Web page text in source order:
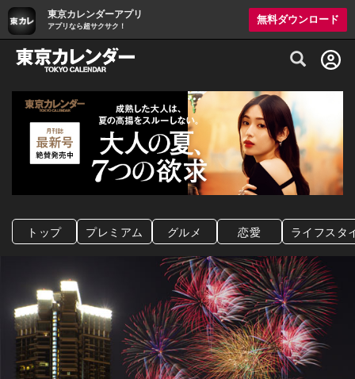
東京カレンダーアプリ
アプリなら超サクサク！
無料ダウンロード
グルメ情報・プレミアムレストラン予約
トップ プレミアム グルメ 恋愛 ライフスタ